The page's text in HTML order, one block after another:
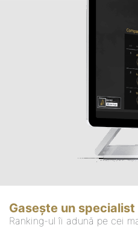
Gasește un specialist
Ranking-ul îi adună pe cei